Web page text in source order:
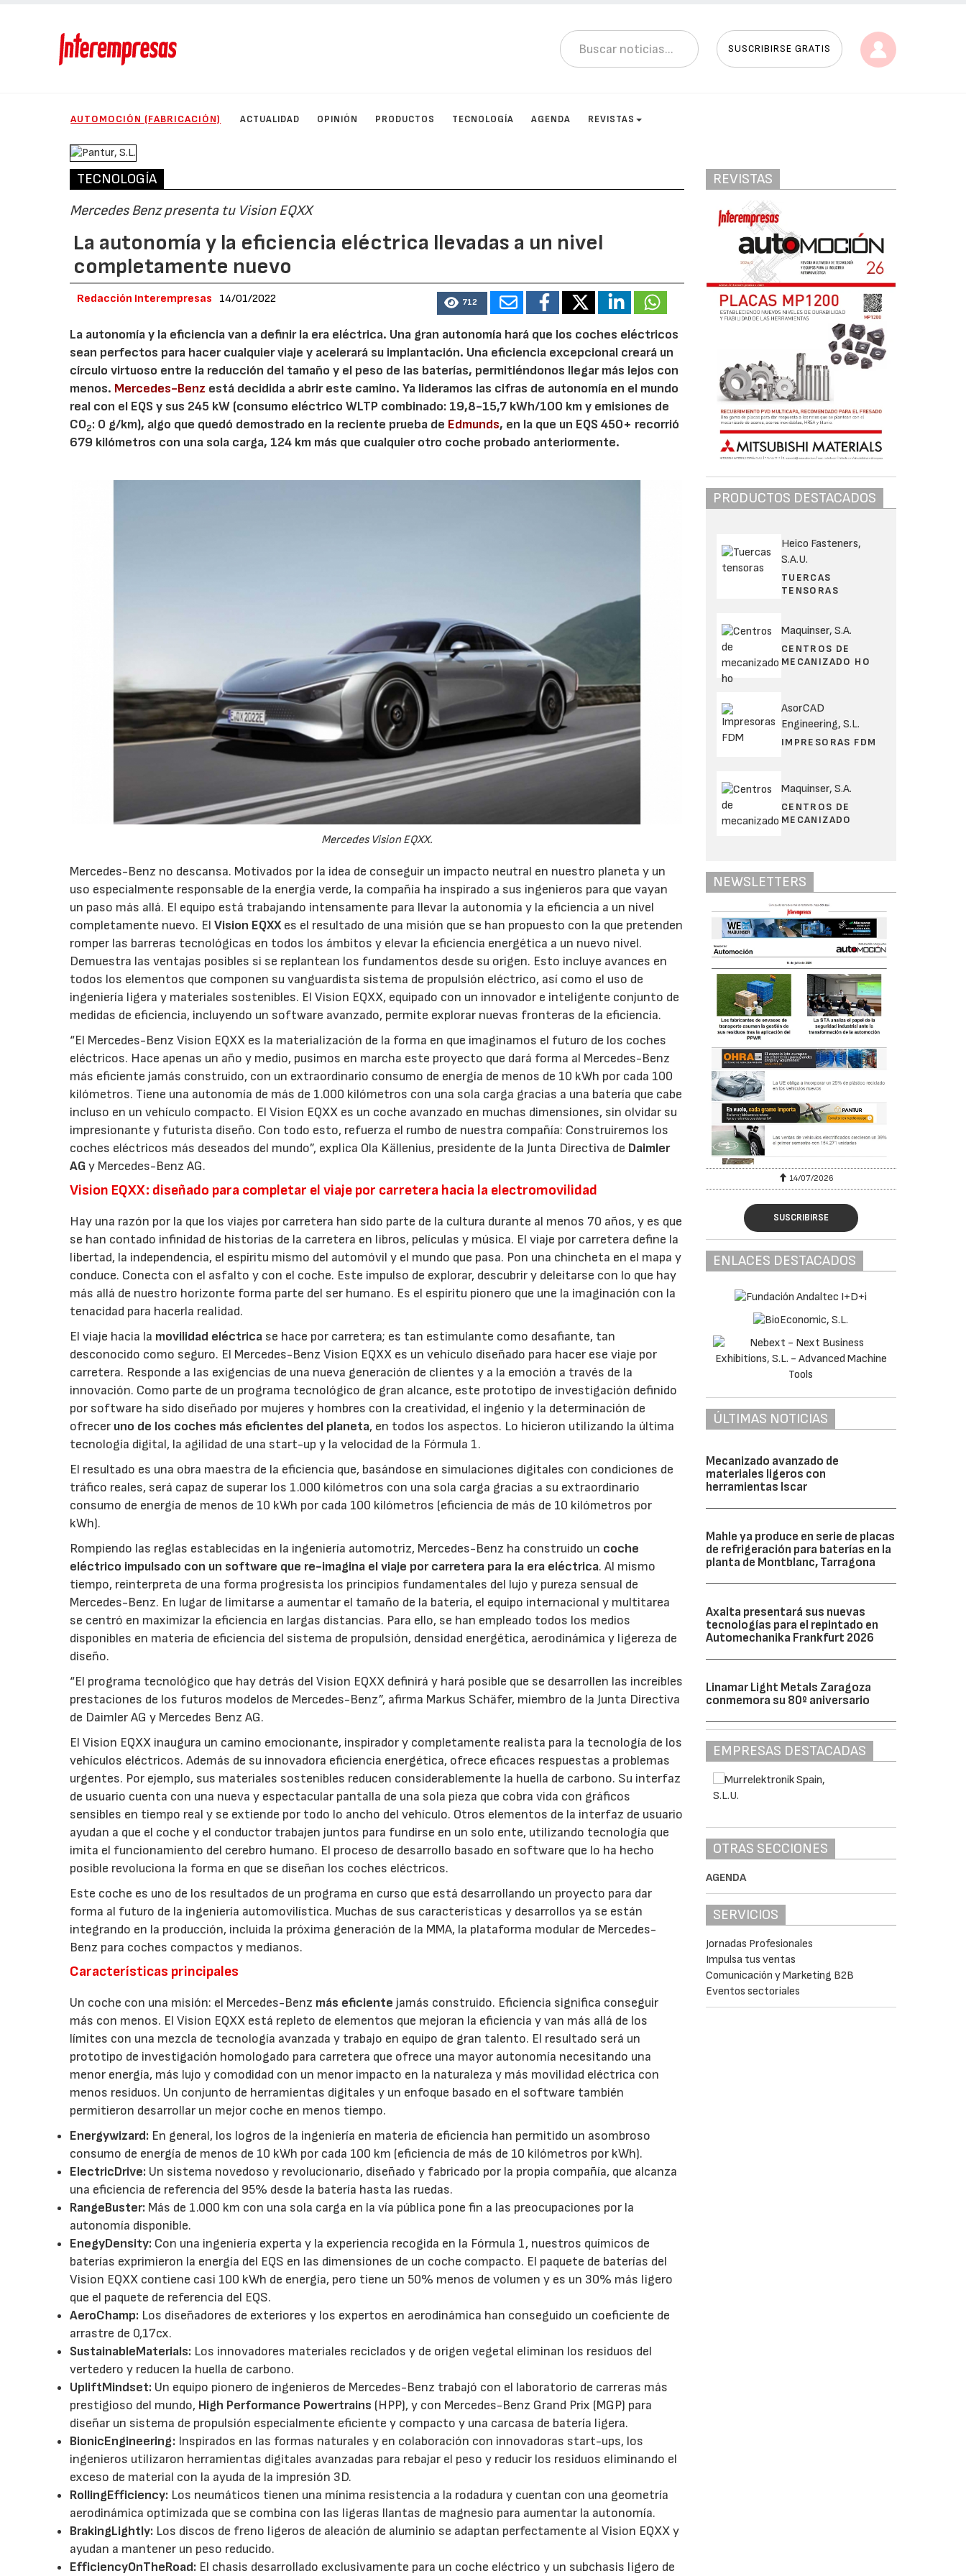
SUSCRIBIRSE GRATIS
AUTOMOCIÓN (FABRICACIÓN) ACTUALIDAD OPINIÓN PRODUCTOS TECNOLOGÍA AGENDA REVISTAS
TECNOLOGÍA
Mercedes Benz presenta tu Vision EQXX
La autonomía y la eficiencia eléctrica llevadas a un nivel
completamente nuevo
Redacción Interempresas 14/01/2022 712
La autonomía y la eficiencia van a definir la era eléctrica. Una gran autonomía hará que los coches eléctricos
sean perfectos para hacer cualquier viaje y acelerará su implantación. Una eficiencia excepcional creará un
círculo virtuoso entre la reducción del tamaño y el peso de las baterías, permitiéndonos llegar más lejos con
menos. Mercedes-Benz está decidida a abrir este camino. Ya lideramos las cifras de autonomía en el mundo
real con el EQS y sus 245 kW (consumo eléctrico WLTP combinado: 19,8-15,7 kWh/100 km y emisiones de
CO2: 0 g/km), algo que quedó demostrado en la reciente prueba de Edmunds, en la que un EQS 450+ recorrió
679 kilómetros con una sola carga, 124 km más que cualquier otro coche probado anteriormente.
Mercedes Vision EQXX.
Mercedes-Benz no descansa. Motivados por la idea de conseguir un impacto neutral en nuestro planeta y un
uso especialmente responsable de la energía verde, la compañía ha inspirado a sus ingenieros para que vayan
un paso más allá. El equipo está trabajando intensamente para llevar la autonomía y la eficiencia a un nivel
completamente nuevo. ElVision EQXXes el resultado de una misión que se han propuesto con la que pretenden
romper las barreras tecnológicas en todos los ámbitos y elevar la eficiencia energética a un nuevo nivel.
Demuestra las ventajas posibles si se replantean los fundamentos desde su origen. Esto incluye avances en
todos los elementos que componen su vanguardista sistema de propulsión eléctrico, así como el uso de
ingeniería ligera y materiales sostenibles. El Vision EQXX, equipado con un innovador e inteligente conjunto de
medidas de eficiencia, incluyendo un software avanzado, permite explorar nuevas fronteras de la eficiencia.
“El Mercedes-Benz Vision EQXX es la materialización de la forma en que imaginamos el futuro de los coches
eléctricos. Hace apenas un año y medio, pusimos en marcha este proyecto que dará forma al Mercedes-Benz
más eficiente jamás construido, con un extraordinario consumo de energía de menos de 10 kWh por cada 100
kilómetros. Tiene una autonomía de más de 1.000 kilómetros con una sola carga gracias a una batería que cabe
incluso en un vehículo compacto. El Vision EQXX es un coche avanzado en muchas dimensiones, sin olvidar su
impresionante y futurista diseño. Con todo esto, refuerza el rumbo de nuestra compañía: Construiremos los
coches eléctricos más deseados del mundo”, explica Ola Källenius, presidente de la Junta Directiva de Daimler
AGy Mercedes-Benz AG.
Vision EQXX: diseñado para completar el viaje por carretera hacia la electromovilidad
Hay una razón por la que los viajes por carretera han sido parte de la cultura durante al menos 70 años, y es que
se han contado infinidad de historias de la carretera en libros, películas y música. El viaje por carretera define la
libertad, la independencia, el espíritu mismo del automóvil y el mundo que pasa. Pon una chincheta en el mapa y
conduce. Conecta con el asfalto y con el coche. Este impulso de explorar, descubrir y deleitarse con lo que hay
más allá de nuestro horizonte forma parte del ser humano. Es el espíritu pionero que une la imaginación con la
tenacidad para hacerla realidad.
El viaje hacia la movilidad eléctrica se hace por carretera; es tan estimulante como desafiante, tan
desconocido como seguro. El Mercedes-Benz Vision EQXX es un vehículo diseñado para hacer ese viaje por
carretera. Responde a las exigencias de una nueva generación de clientes y a la emoción a través de la
innovación. Como parte de un programa tecnológico de gran alcance, este prototipo de investigación definido
por software ha sido diseñado por mujeres y hombres con la creatividad, el ingenio y la determinación de
ofrecer uno de los coches más eficientes del planeta, en todos los aspectos. Lo hicieron utilizando la última
tecnología digital, la agilidad de una start-up y la velocidad de la Fórmula 1.
El resultado es una obra maestra de la eficiencia que, basándose en simulaciones digitales con condiciones de
tráfico reales, será capaz de superar los 1.000 kilómetros con una sola carga gracias a su extraordinario
consumo de energía de menos de 10 kWh por cada 100 kilómetros (eficiencia de más de 10 kilómetros por
kWh).
Rompiendo las reglas establecidas en la ingeniería automotriz, Mercedes-Benz ha construido un coche
eléctrico impulsado con un software que re-imagina el viaje por carretera para la era eléctrica. Al mismo
tiempo, reinterpreta de una forma progresista los principios fundamentales del lujo y pureza sensual de
Mercedes-Benz. En lugar de limitarse a aumentar el tamaño de la batería, el equipo internacional y multitarea
se centró en maximizar la eficiencia en largas distancias. Para ello, se han empleado todos los medios
disponibles en materia de eficiencia del sistema de propulsión, densidad energética, aerodinámica y ligereza de
diseño.
“El programa tecnológico que hay detrás del Vision EQXX definirá y hará posible que se desarrollen las increíbles
prestaciones de los futuros modelos de Mercedes-Benz”, afirma Markus Schäfer, miembro de la Junta Directiva
de Daimler AG y Mercedes Benz AG.
El Vision EQXX inaugura un camino emocionante, inspirador y completamente realista para la tecnología de los
vehículos eléctricos. Además de su innovadora eficiencia energética, ofrece eficaces respuestas a problemas
urgentes. Por ejemplo, sus materiales sostenibles reducen considerablemente la huella de carbono. Su interfaz
de usuario cuenta con una nueva y espectacular pantalla de una sola pieza que cobra vida con gráficos
sensibles en tiempo real y se extiende por todo lo ancho del vehículo. Otros elementos de la interfaz de usuario
ayudan a que el coche y el conductor trabajen juntos para fundirse en un solo ente, utilizando tecnología que
imita el funcionamiento del cerebro humano. El proceso de desarrollo basado en software que lo ha hecho
posible revoluciona la forma en que se diseñan los coches eléctricos.
Este coche es uno de los resultados de un programa en curso que está desarrollando un proyecto para dar
forma al futuro de la ingeniería automovilística. Muchas de sus características y desarrollos ya se están
integrando en la producción, incluida la próxima generación de la MMA, la plataforma modular de Mercedes-
Benz para coches compactos y medianos.
Características principales
Un coche con una misión: el Mercedes-Benz más eficiente jamás construido. Eficiencia significa conseguir
más con menos. El Vision EQXX está repleto de elementos que mejoran la eficiencia y van más allá de los
límites con una mezcla de tecnología avanzada y trabajo en equipo de gran talento. El resultado será un
prototipo de investigación homologado para carretera que ofrece una mayor autonomía necesitando una
menor energía, más lujo y comodidad con un menor impacto en la naturaleza y más movilidad eléctrica con
menos residuos. Un conjunto de herramientas digitales y un enfoque basado en el software también
permitieron desarrollar un mejor coche en menos tiempo.
Energywizard: En general, los logros de la ingeniería en materia de eficiencia han permitido un asombroso
consumo de energía de menos de 10 kWh por cada 100 km (eficiencia de más de 10 kilómetros por kWh).
ElectricDrive: Un sistema novedoso y revolucionario, diseñado y fabricado por la propia compañía, que alcanza
una eficiencia de referencia del 95% desde la batería hasta las ruedas.
RangeBuster: Más de 1.000 km con una sola carga en la vía pública pone fin a las preocupaciones por la
autonomía disponible.
EnegyDensity: Con una ingeniería experta y la experiencia recogida en la Fórmula 1, nuestros químicos de
baterías exprimieron la energía del EQS en las dimensiones de un coche compacto. El paquete de baterías del
Vision EQXX contiene casi 100 kWh de energía, pero tiene un 50% menos de volumen y es un 30% más ligero
que el paquete de referencia del EQS.
AeroChamp: Los diseñadores de exteriores y los expertos en aerodinámica han conseguido un coeficiente de
arrastre de 0,17cx.
SustainableMaterials: Los innovadores materiales reciclados y de origen vegetal eliminan los residuos del
vertedero y reducen la huella de carbono.
UpliftMindset: Un equipo pionero de ingenieros de Mercedes-Benz trabajó con el laboratorio de carreras más
prestigioso del mundo, High Performance Powertrains (HPP), y con Mercedes-Benz Grand Prix (MGP) para
diseñar un sistema de propulsión especialmente eficiente y compacto y una carcasa de batería ligera.
BionicEngineering: Inspirados en las formas naturales y en colaboración con innovadoras start-ups, los
ingenieros utilizaron herramientas digitales avanzadas para rebajar el peso y reducir los residuos eliminando el
exceso de material con la ayuda de la impresión 3D.
RollingEfficiency: Los neumáticos tienen una mínima resistencia a la rodadura y cuentan con una geometría
aerodinámica optimizada que se combina con las ligeras llantas de magnesio para aumentar la autonomía.
BrakingLightly: Los discos de freno ligeros de aleación de aluminio se adaptan perfectamente al Vision EQXX y
ayudan a mantener un peso reducido.
EfficiencyOnTheRoad: El chasis desarrollado exclusivamente para un coche eléctrico y un subchasis ligero de
REVISTAS
PRODUCTOS DESTACADOS
Heico Fasteners,
S.A.U.
TUERCAS
TENSORAS
Maquinser, S.A.
CENTROS DE
MECANIZADO HO
AsorCAD
Engineering, S.L.
IMPRESORAS FDM
Maquinser, S.A.
CENTROS DE
MECANIZADO
NEWSLETTERS
14/07/2026
SUSCRIBIRSE
ENLACES DESTACADOS
ÚLTIMAS NOTICIAS
Mecanizado avanzado de
materiales ligeros con
herramientas Iscar
Mahle ya produce en serie de placas
de refrigeración para baterías en la
planta de Montblanc, Tarragona
Axalta presentará sus nuevas
tecnologías para el repintado en
Automechanika Frankfurt 2026
Linamar Light Metals Zaragoza
conmemora su 80º aniversario
EMPRESAS DESTACADAS
OTRAS SECCIONES
AGENDA
SERVICIOS
Jornadas Profesionales
Impulsa tus ventas
Comunicación y Marketing B2B
Eventos sectoriales